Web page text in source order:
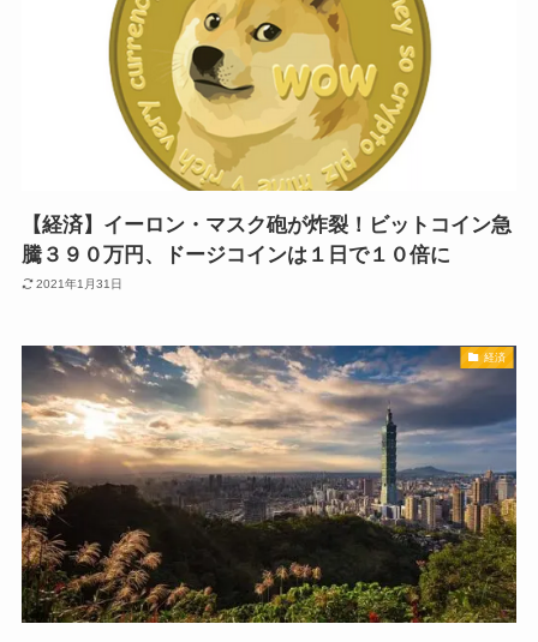
【経済】イーロン・マスク砲が炸裂！ビットコイン急
騰３９０万円、ドージコインは１日で１０倍に
2021年1月31日
経済